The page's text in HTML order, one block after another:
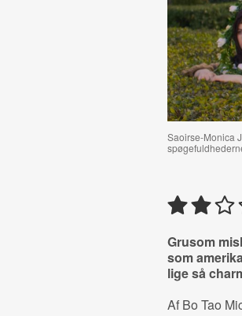
Saoirse-Monica
Grusom
som
lige så
Af Bo Tao